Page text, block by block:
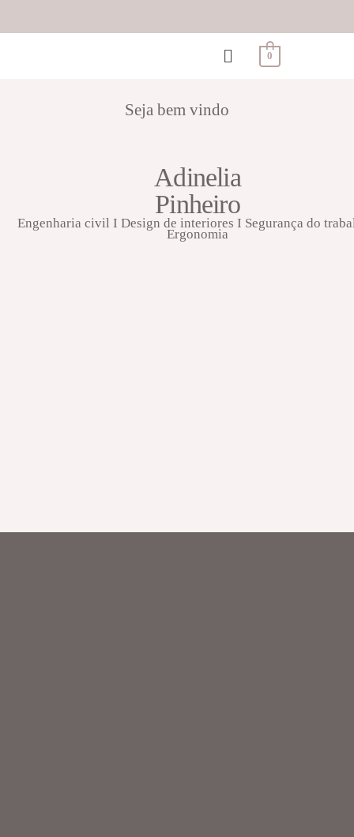
0
Seja bem vindo
Adinelia
Pinheiro
Engenharia civil I Design de interiores I Segurança do
Ergonomia